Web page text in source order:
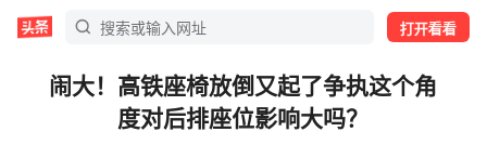
打开看看
闹大！高铁座椅放倒又起了争执这个角
度对后排座位影响大吗？